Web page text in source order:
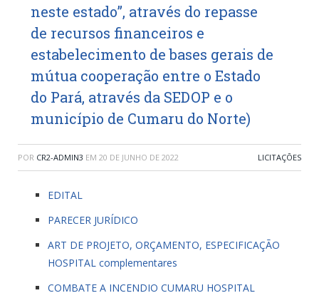
neste estado”, através do repasse
de recursos financeiros e
estabelecimento de bases gerais de
mútua cooperação entre o Estado
do Pará, através da SEDOP e o
município de Cumaru do Norte)
POR CR2-ADMIN3 EM 20 DE JUNHO DE 2022 LICITAÇÕES
EDITAL
PARECER JURÍDICO
ART DE PROJETO, ORÇAMENTO, ESPECIFICAÇÃO
HOSPITAL complementares
COMBATE A INCENDIO CUMARU HOSPITAL